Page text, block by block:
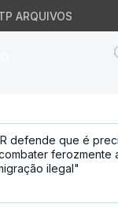
ARQUIVOS
18h Residências
defende que é
ferozmente
ilegal"